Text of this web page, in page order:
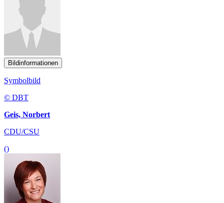
Bildinformationen
Symbolbild
© DBT
Geis, Norbert
CDU/CSU
()